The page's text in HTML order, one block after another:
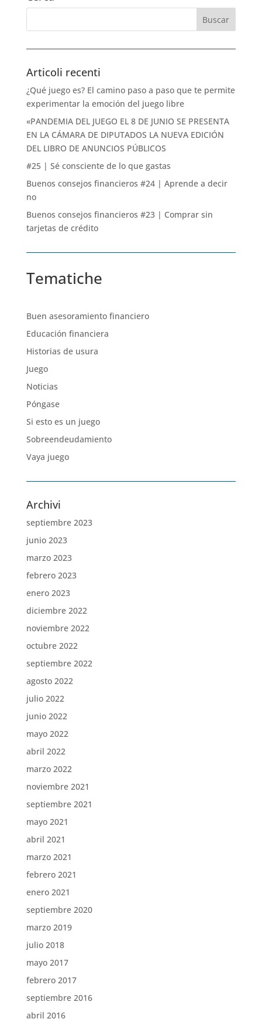
Articoli recenti
¿Qué juego es? El camino paso a paso que te permite
experimentar la emoción del juego libre
«PANDEMIA DEL JUEGO EL 8 DE JUNIO SE PRESENTA
EN LA CÁMARA DE DIPUTADOS LA NUEVA EDICIÓN
DEL LIBRO DE ANUNCIOS PÚBLICOS
#25 | Sé consciente de lo que gastas
Buenos consejos financieros #24 | Aprende a decir
no
Buenos consejos financieros #23 | Comprar sin
tarjetas de crédito
Tematiche
Buen asesoramiento financiero
Educación financiera
Historias de usura
Juego
Noticias
Póngase
Si esto es un juego
Sobreendeudamiento
Vaya juego
Archivi
septiembre 2023
junio 2023
marzo 2023
febrero 2023
enero 2023
diciembre 2022
noviembre 2022
octubre 2022
septiembre 2022
agosto 2022
julio 2022
junio 2022
mayo 2022
abril 2022
marzo 2022
noviembre 2021
septiembre 2021
mayo 2021
abril 2021
marzo 2021
febrero 2021
enero 2021
septiembre 2020
marzo 2019
julio 2018
mayo 2017
febrero 2017
septiembre 2016
abril 2016